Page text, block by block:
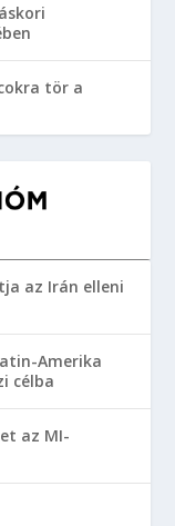
tör a
az Irán elleni
Amerika
célba
az MI-